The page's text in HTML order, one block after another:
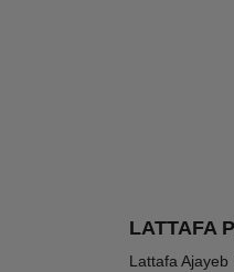
LATTAFA
Lattafa -74%